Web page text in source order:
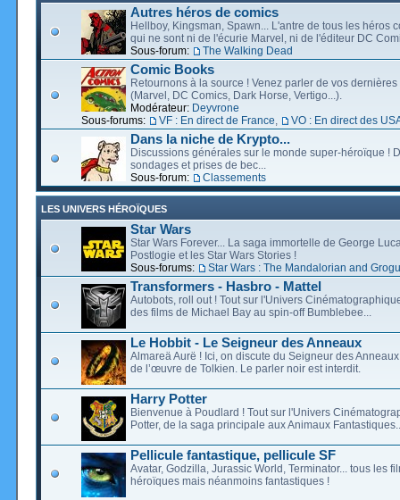
Autres héros de comics
Hellboy, Kingsman, Spawn... L'antre de tous les héros
qui ne sont ni de l'écurie Marvel, ni de l'éditeur DC
Sous-forum:
The Walking Dead
Comic Books
Retournons à la source ! Venez parler de vos dernières
(Marvel, DC Comics, Dark Horse, Vertigo...).
Modérateur: Deyvrone
Sous-forums:
VF : En direct de France VO : En direct des
Dans la niche de Krypto...
Discussions générales sur le monde super-héroïque !
sondages et prises de bec...
Sous-forum:
Classements
LES UNIVERS HÉROÏQUES
Star Wars
Star Wars Forever... La saga immortelle de George
Postlogie et les Star Wars Stories !
Sous-forums:
Star Wars : The Mandalorian and Grogu
Transformers - Hasbro - Mattel
Autobots, roll out ! Tout sur l'Univers
des films de Michael Bay au spin-off Bumblebee...
Le Hobbit - Le Seigneur des Anneaux
Almareä Aurë ! Ici, on discute du Seigneur des
de l’œuvre de Tolkien. Le parler noir est interdit.
Harry Potter
Bienvenue à Poudlard ! Tout sur l'Univers
Potter, de la saga principale aux Animaux
Pellicule fantastique, pellicule SF
Avatar, Godzilla, Jurassic World, Terminator... tous les
héroïques mais néanmoins fantastiques !